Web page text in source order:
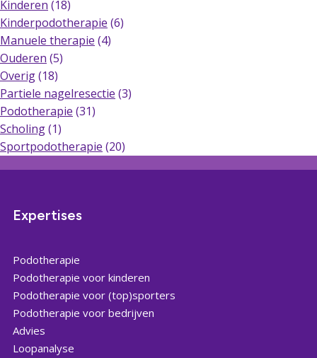
Kinderen (18)
Kinderpodotherapie (6)
Manuele therapie (4)
Ouderen (5)
Overig(18)
Partiele nagelresectie (3)
Podotherapie (31)
Scholing(1)
Sportpodotherapie (20)
Expertises
Podotherapie
Podotherapie voor kinderen
Podotherapie voor (top)sporters
Podotherapie voor bedrijven
Advies
Loopanalyse